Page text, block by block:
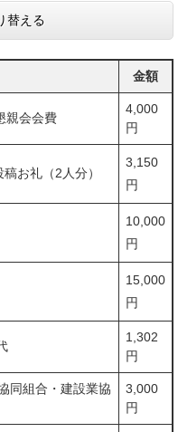
替える
金額
親会会費
4,000
円
お礼（2人分）
3,150
円
10,000
円
15,000
円
1,302
円
同組合・建設業協
3,000
円